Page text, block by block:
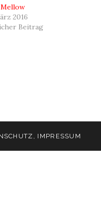
2016
Beitrag
, IMPRESSUM